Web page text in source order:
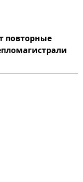
повторные